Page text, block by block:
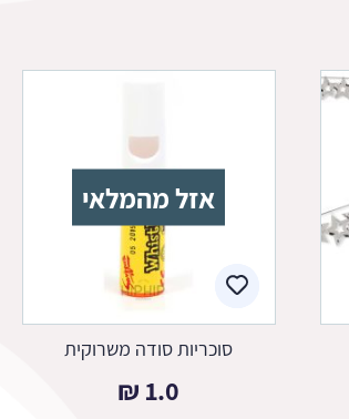
אזל מהמלאי
סוכריות סודה משרוקית
1.0
₪